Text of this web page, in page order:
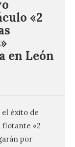
«2
en León
el éxito de
flotante «2
por